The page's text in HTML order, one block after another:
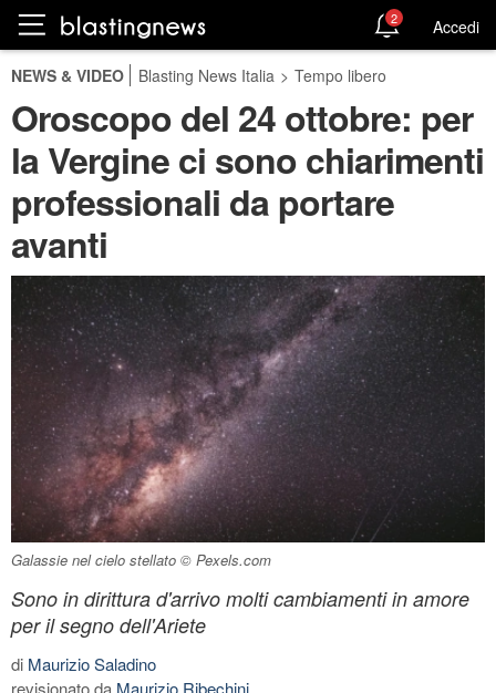
2 Accedi
NEWS & VIDEO Blasting News Italia > Tempo libero
Oroscopo del 24 ottobre: per
la Vergine ci sono chiarimenti
professionali da portare
avanti
Galassie nel cielo stellato © Pexels.com
Sono in dirittura d'arrivo molti cambiamenti in amore
per il segno dell'Ariete
di Maurizio Saladino
revisionato da Maurizio Ribechini